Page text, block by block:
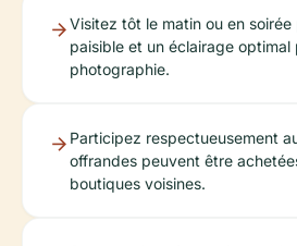
Visitez tôt le matin ou en
paisible et un éclairage optimal
photographie.
Participez respectueusement
offrandes peuvent être
boutiques voisines.